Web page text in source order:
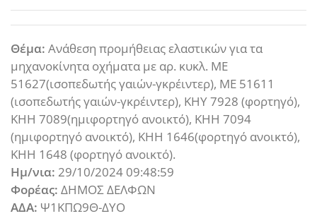
Θέμα: Ανάθεση προμήθειας ελαστικών για τα
μηχανοκίνητα οχήματα με αρ. κυκλ. ΜΕ
51627(ισοπεδωτής γαιών-γκρέιντερ), ΜΕ 51611
(ισοπεδωτής γαιών-γκρέιντερ), ΚΗΥ 7928 (φορτηγό),
ΚΗΗ 7089(ημιφορτηγό ανοικτό), ΚΗΗ 7094
(ημιφορτηγό ανοικτό), ΚΗΗ 1646(φορτηγό ανοικτό),
ΚΗΗ 1648 (φορτηγό ανοικτό).
Ημ/νια: 29/10/2024 09:48:59
Φορέας: ΔΗΜΟΣ ΔΕΛΦΩΝ
ΑΔΑ: Ψ1ΚΠΩ9Θ-ΔΥΟ